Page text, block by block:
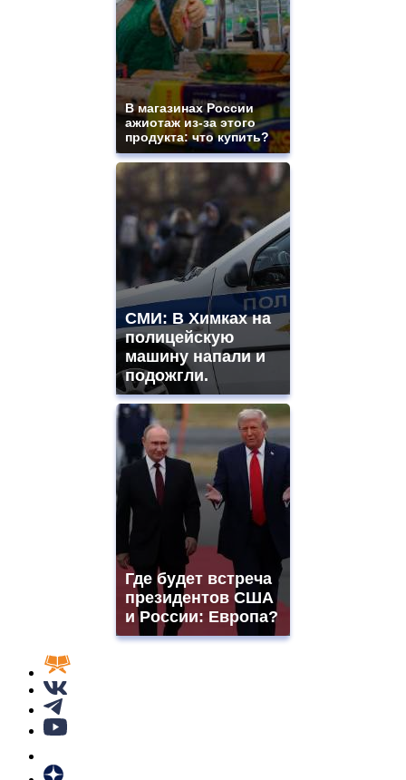
В магазинах России
ажиотаж из-за этого
продукта: что купить?
СМИ: В Химках на
полицейскую
машину напали и
подожгли.
Где будет встреча
президентов США
и России: Европа?